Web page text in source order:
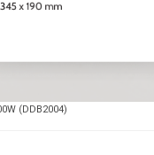
(DDB2004)